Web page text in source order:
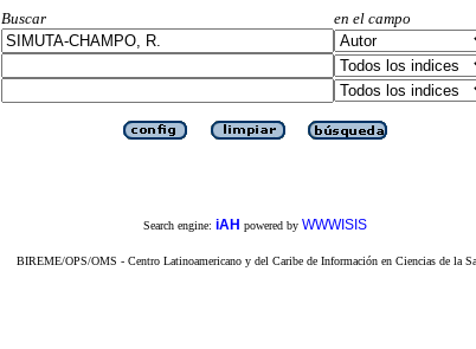
Buscar
en el campo
Search engine: iAH powered by WWWISIS
BIREME/OPS/OMS - Centro Latinoamericano y del Caribe de Información en Ciencias de la